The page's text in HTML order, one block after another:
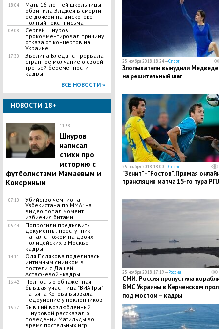
18:04
Мать 16-летней школьницы
обвинила Элджея в смерти
ее дочери на дискотеке -
полный текст письма
09:08
Сергей Шнуров
прокомментировал причину
отказа от концертов на
Украине
17:30
Эвелина Бледанс прервала
странное молчание о своей
третьей беременности -
кадры
ВСЕ НОВОСТИ »
НОВОСТИ 18+
11:38
Шнуров
написал
стихи про
историю с
футболистами Мамаевым и
Кокориным
07:10
Убийство чемпиона
Узбекистана по MMA: на
видео попал момент
избиения битами
05:44
Попросили предъявить
документы: преступник
напал с ножом на двоих
полицейских в Москве -
кадры
14:11
Оля Полякова поделилась
интимным снимком в
постели с Дашей
Астафьевой - кадры
16:42
Полностью обнаженная
бывшая участница "ВИА Гры"
Татьяна Котова вызвала
недоумение у поклонников
15:27
Бывший возлюбленный
Шнуровой рассказал о
поведении Матильды во
время постельных игр
25 ноября 2018, 18:24 —Спорт
Злопыхатели вынудили
на решительный шаг
25 ноября 2018, 18:00 —Спорт
"Зенит" - "Ростов". Прямая
трансляция матча 15-го тура
25 ноября 2018, 17:19 —Россия
СМИ: Россия пропустила
ВМС Украины в Керченском
под мостом – кадры